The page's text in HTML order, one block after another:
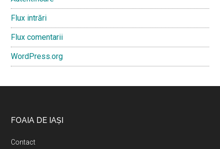
Flux intrări
Flux comentarii
WordPress.org
Footer
FOAIA DE IAȘI
Contact